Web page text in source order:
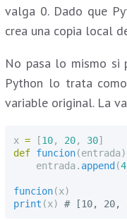
valga 0. Dado que
crea una copia local
No pasa lo mismo si
Python lo trata
variable original. La
x = [10, 20, 30]
def funcion(entrada
entrada . append(
funcion(x)
print (x)